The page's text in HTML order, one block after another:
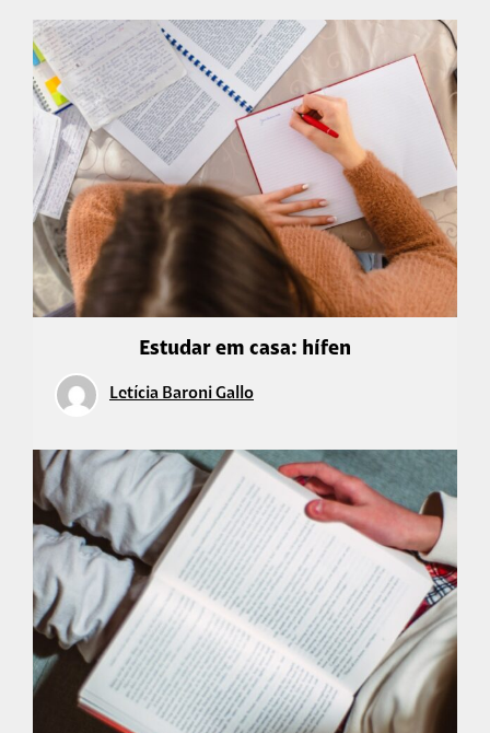
Estudar em casa: hífen
Letícia Baroni Gallo